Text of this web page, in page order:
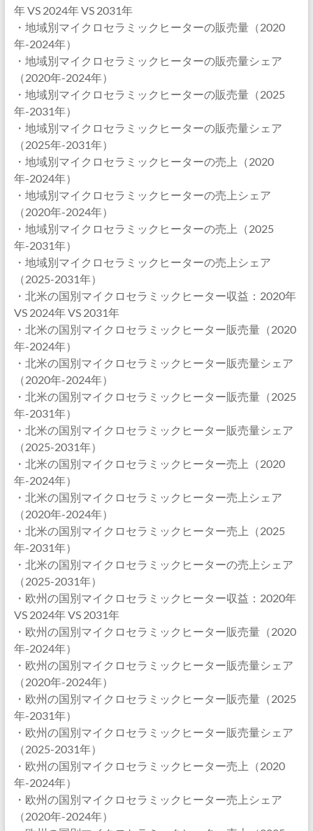
年 VS 2024年 VS 2031年
・地域別マイクロセラミックヒーターの販売量（2020
年-2024年）
・地域別マイクロセラミックヒーターの販売量シェア
（2020年-2024年）
・地域別マイクロセラミックヒーターの販売量（2025
年-2031年）
・地域別マイクロセラミックヒーターの販売量シェア
（2025年-2031年）
・地域別マイクロセラミックヒーターの売上（2020
年-2024年）
・地域別マイクロセラミックヒーターの売上シェア
（2020年-2024年）
・地域別マイクロセラミックヒーターの売上（2025
年-2031年）
・地域別マイクロセラミックヒーターの売上シェア
（2025-2031年）
・北米の国別マイクロセラミックヒーター収益：2020年
VS 2024年 VS 2031年
・北米の国別マイクロセラミックヒーター販売量（2020
年-2024年）
・北米の国別マイクロセラミックヒーター販売量シェア
（2020年-2024年）
・北米の国別マイクロセラミックヒーター販売量（2025
年-2031年）
・北米の国別マイクロセラミックヒーター販売量シェア
（2025-2031年）
・北米の国別マイクロセラミックヒーター売上（2020
年-2024年）
・北米の国別マイクロセラミックヒーター売上シェア
（2020年-2024年）
・北米の国別マイクロセラミックヒーター売上（2025
年-2031年）
・北米の国別マイクロセラミックヒーターの売上シェア
（2025-2031年）
・欧州の国別マイクロセラミックヒーター収益：2020年
VS 2024年 VS 2031年
・欧州の国別マイクロセラミックヒーター販売量（2020
年-2024年）
・欧州の国別マイクロセラミックヒーター販売量シェア
（2020年-2024年）
・欧州の国別マイクロセラミックヒーター販売量（2025
年-2031年）
・欧州の国別マイクロセラミックヒーター販売量シェア
（2025-2031年）
・欧州の国別マイクロセラミックヒーター売上（2020
年-2024年）
・欧州の国別マイクロセラミックヒーター売上シェア
（2020年-2024年）